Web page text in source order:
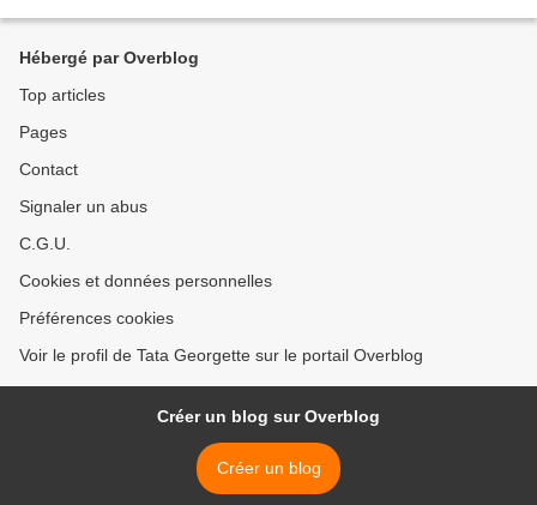
Hébergé par Overblog
Top articles
Pages
Contact
Signaler un abus
C.G.U.
Cookies et données personnelles
Préférences cookies
Voir le profil de Tata Georgette sur le portail Overblog
Créer un blog sur Overblog
Créer un blog